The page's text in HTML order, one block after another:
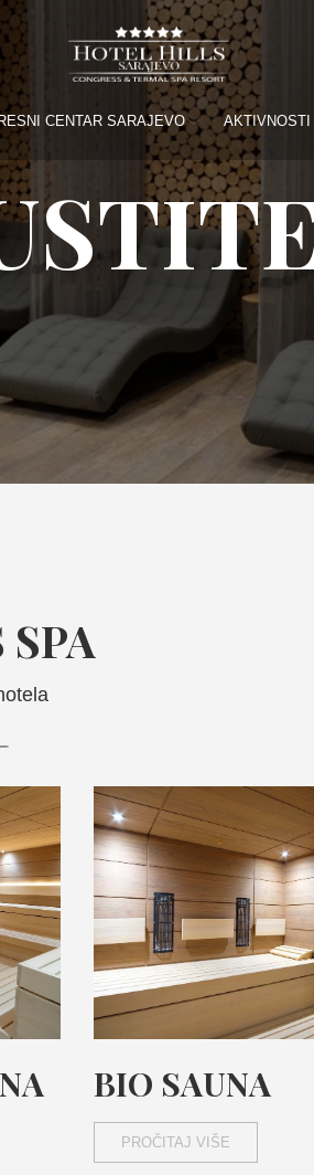
CENTAR SARAJEVO AKTIVNOSTI
BIO SAUNA
PROČITAJ VIŠE